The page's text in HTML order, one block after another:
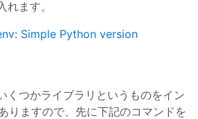
ます。
Simple Python version
くつかライブラリというものをイン
りますので、先に下記のコマンドを